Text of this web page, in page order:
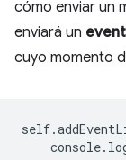
cómo enviar un
enviará un
cuyo momento
self.
console.